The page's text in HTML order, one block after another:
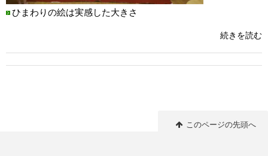
ひまわりの絵は実感した大きさ
続きを読む
このページの先頭へ